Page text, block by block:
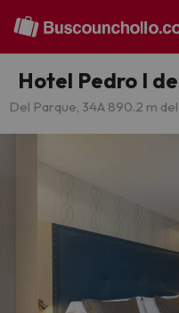
Hotel Pedro I
Del Parque, 34A 890.2 m